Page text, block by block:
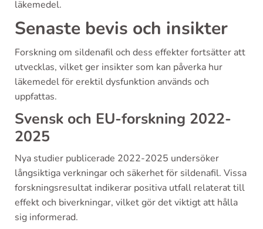
läkemedel.
Senaste bevis och insikter
Forskning om sildenafil och dess effekter fortsätter att
utvecklas, vilket ger insikter som kan påverka hur
läkemedel för erektil dysfunktion används och
uppfattas.
Svensk och EU-forskning 2022-
2025
Nya studier publicerade 2022-2025 undersöker
långsiktiga verkningar och säkerhet för sildenafil. Vissa
forskningsresultat indikerar positiva utfall relaterat till
effekt och biverkningar, vilket gör det viktigt att hålla
sig informerad.